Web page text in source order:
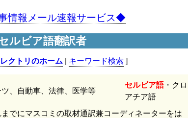
情報メール速報サービス◆
ルビア語翻訳者
クトリのホーム キーワード検索 ]
、自動車、法律、医学等
セルビア語・クロ
アチア語
でにマスコミの取材通訳兼コーディネーターをは